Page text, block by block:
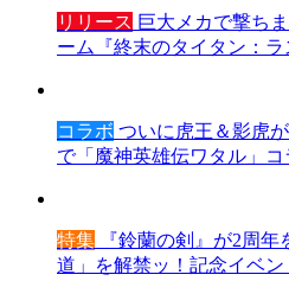
リリース 巨大メカで撃ち
ーム『終末のタイタン：
コラボ ついに虎王＆影虎
で「魔神英雄伝ワタル」コ
特集 『鈴蘭の剣』が2周
道」を解禁ッ！記念イベン